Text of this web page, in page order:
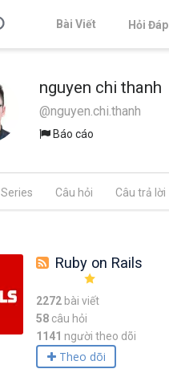
Bài Viết Hỏi Đáp
nguyen chi thanh
@nguyen.chi.thanh
Báo cáo
Series Câu hỏi Câu trả lời
Ruby on Rails
2272 bài viết
58 câu hỏi
1141 người theo dõi
Theo dõi